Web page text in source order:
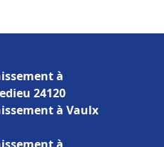
à
24120
à Vaulx